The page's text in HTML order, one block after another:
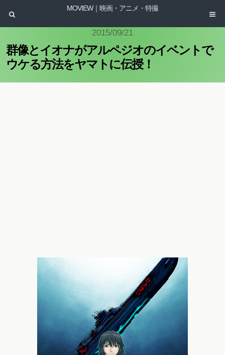
MOVIEW｜映画・アニメ・特撮
2015/09/21
群像とイオナがアルペジオのイベントで
ウケる方法をヤマトに伝授！